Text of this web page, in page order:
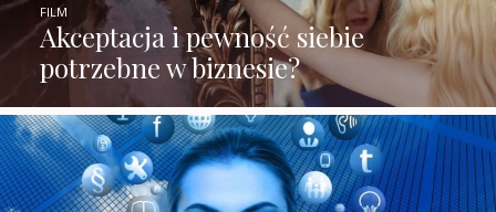
Akceptacja i pewność siebie
potrzebne w biznesie?
FILM